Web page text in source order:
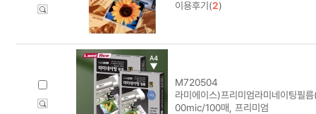
이용후기(2)
M720504
라미에이스)프리미엄라미네이팅
00mic/100매, 프리미엄